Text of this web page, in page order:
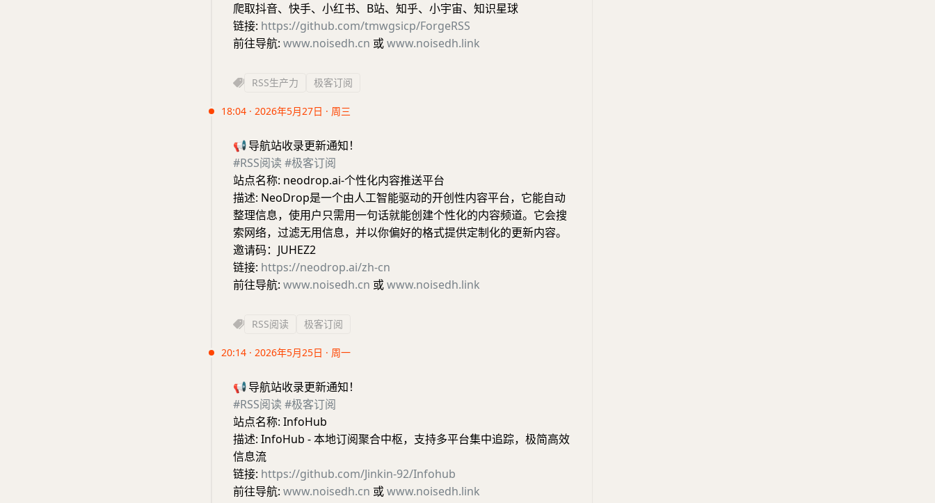
爬取抖音、快手、小红书、B站、知乎、小宇宙、知识星球
链接: https://github.com/tmwgsicp/ForgeRSS
前往导航: www.noisedh.cn 或www.noisedh.link
RSS生产力 极客订阅
18:04 · 2026年5月27日 · 周三
📢导航站收录更新通知！
#RSS阅读 #极客订阅
站点名称: neodrop.ai-个性化内容推送平台
描述: NeoDrop是一个由人工智能驱动的开创性内容平台，它能自动
整理信息，使用户只需用一句话就能创建个性化的内容频道。它会搜
索网络，过滤无用信息，并以你偏好的格式提供定制化的更新内容。
邀请码：JUHEZ2
链接: https://neodrop.ai/zh-cn
前往导航: www.noisedh.cn 或www.noisedh.link
RSS阅读 极客订阅
20:14 · 2026年5月25日 · 周一
📢导航站收录更新通知！
#RSS阅读 #极客订阅
站点名称: InfoHub
描述: InfoHub - 本地订阅聚合中枢，支持多平台集中追踪，极简高效
信息流
链接: https://github.com/Jinkin-92/Infohub
前往导航: www.noisedh.cn 或www.noisedh.link